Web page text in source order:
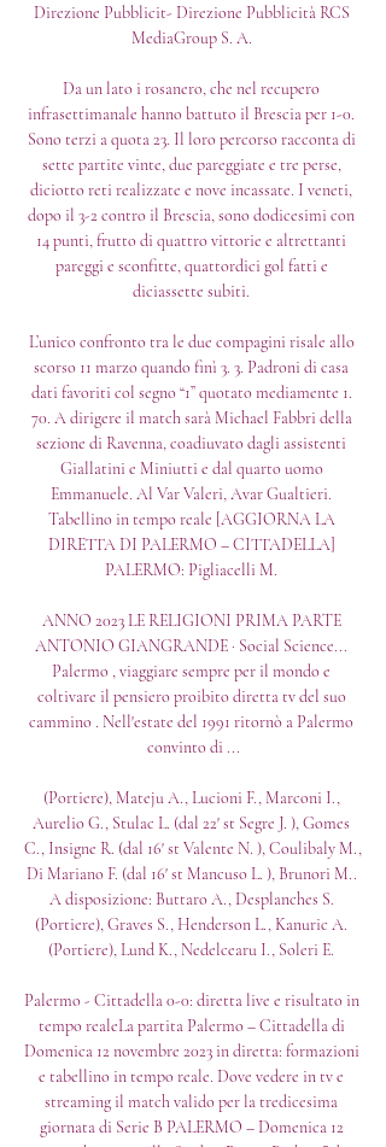
Direzione Pubblicit- Direzione Pubblicità RCS
MediaGroup S. A.
Da un lato i rosanero, che nel recupero
infrasettimanale hanno battuto il Brescia per 1-0.
Sono terzi a quota 23. Il loro percorso racconta di
sette partite vinte, due pareggiate e tre perse,
diciotto reti realizzate e nove incassate. I veneti,
dopo il 3-2 contro il Brescia, sono dodicesimi con
14 punti, frutto di quattro vittorie e altrettanti
pareggi e sconfitte, quattordici gol fatti e
diciassette subiti.
L’unico confronto tra le due compagini risale allo
scorso 11 marzo quando finì 3. 3. Padroni di casa
dati favoriti col segno “1” quotato mediamente 1.
70. A dirigere il match sarà Michael Fabbri della
sezione di Ravenna, coadiuvato dagli assistenti
Giallatini e Miniutti e dal quarto uomo
Emmanuele. Al Var Valeri, Avar Gualtieri.
Tabellino in tempo reale [AGGIORNA LA
DIRETTA DI PALERMO – CITTADELLA]
PALERMO: Pigliacelli M.
ANNO 2023 LE RELIGIONI PRIMA PARTE
ANTONIO GIANGRANDE · Social Science...
Palermo , viaggiare sempre per il mondo e
coltivare il pensiero proibito diretta tv del suo
cammino . Nell'estate del 1991 ritornò a Palermo
convinto di ...
(Portiere), Mateju A., Lucioni F., Marconi I.,
Aurelio G., Stulac L. (dal 22' st Segre J. ), Gomes
C., Insigne R. (dal 16' st Valente N. ), Coulibaly M.,
Di Mariano F. (dal 16' st Mancuso L. ), Brunori M..
A disposizione: Buttaro A., Desplanches S.
(Portiere), Graves S., Henderson L., Kanuric A.
(Portiere), Lund K., Nedelcearu I., Soleri E.
Palermo - Cittadella 0-0: diretta live e risultato in
tempo realeLa partita Palermo – Cittadella di
Domenica 12 novembre 2023 in diretta: formazioni
e tabellino in tempo reale. Dove vedere in tv e
streaming il match valido per la tredicesima
giornata di Serie B PALERMO – Domenica 12